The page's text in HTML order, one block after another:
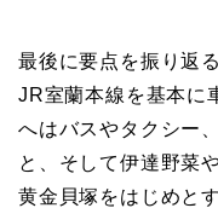
最後に要点を振り返
JR室蘭本線を基本に
へはバスやタクシー
と、そして伊達野菜
黄金貝塚をはじめと